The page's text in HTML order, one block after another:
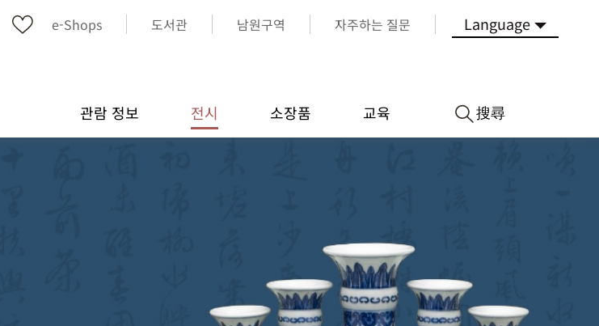
e-Shops 도서관 남원구역 자주하는 질문 Language
관람 정보 전시 소장품 교육 搜尋